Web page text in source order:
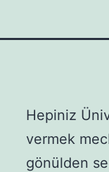
Hepiniz
vermek
gönülden